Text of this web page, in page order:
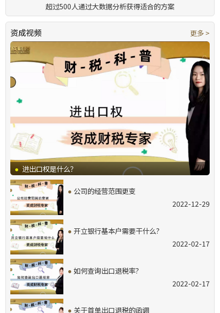
超过500人通过大数据分析获得适合的方案
资成视频 更多 >
·进出口权是什么？
·公司的经营范围更变
2022-12-29
·开立银行基本户需要干什么?
2022-02-17
·如何查询出口退税率?
2022-02-17
关于首单出口退税的函调